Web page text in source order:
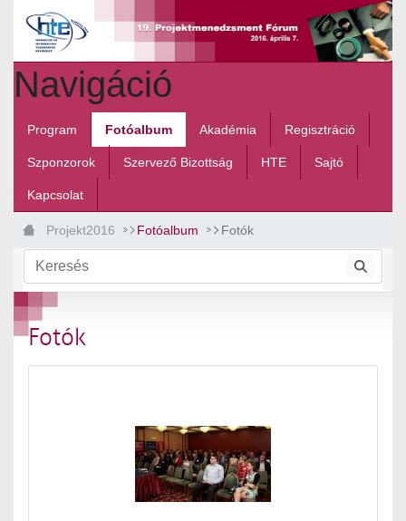
Ugrás a fő tartalomhoz
Navigáció
Program Fotóalbum Akadémia Regisztráció
Szponzorok Szervező Bizottság HTE Sajtó
Kapcsolat
Projekt2016 Fotóalbum Fotók
Fotók